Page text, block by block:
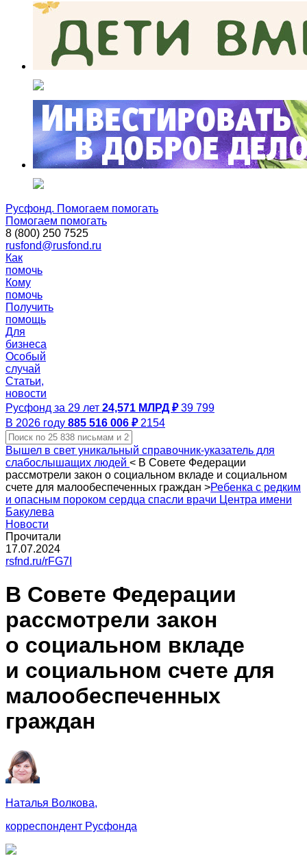
Русфонд. Помогаем помогать
Помогаем помогать
8 (800) 250 7525
rusfond@rusfond.ru
Как
помочь
Кому
помочь
Получить
помощь
Для
бизнеса
Особый
случай
Статьи,
новости
Русфонд за 29 лет 24,571 МЛРД ₽ 39 799
В 2026 году 885 516 006 ₽ 2154
Вышел в свет уникальный справочник-указатель для
слабослышащих людей < В Совете Федерации
рассмотрели закон о социальном вкладе и социальном
счете для малообеспеченных граждан >Ребенка с редким
и опасным пороком сердца спасли врачи Центра имени
Бакулева
Новости
Прочитали
17.07.2024
rsfnd.ru/rFG7I
В Совете Федерации
рассмотрели закон
о социальном вкладе
и социальном счете для
малообеспеченных
граждан
Наталья Волкова,
корреспондент Русфонда